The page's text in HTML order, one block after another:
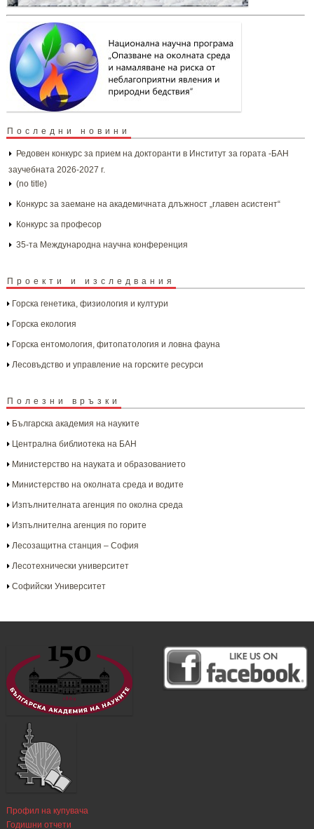
Последни новини
Редовен конкурс за прием на докторанти в Институт за гората -БАН
заучебната 2026-2027 г.
(no title)
Конкурс за заемане на академичната длъжност „главен асистент“
Конкурс за професор
35-та Международна научна конференция
Проекти и изследвания
Горска генетика, физиология и култури
Горска екология
Горска ентомология, фитопатология и ловна фауна
Лесовъдство и управление на горските ресурси
Полезни връзки
Българска aкадемия на науките
Централна библиотека на БАН
Министерство на науката и образованието
Министерство на околната среда и водите
Изпълнителната агенция по околна среда
Изпълнителна агенция по горите
Лесозащитна станция – София
Лесотехнически университет
Софийски Университет
Профил на купувача
Годишни отчети